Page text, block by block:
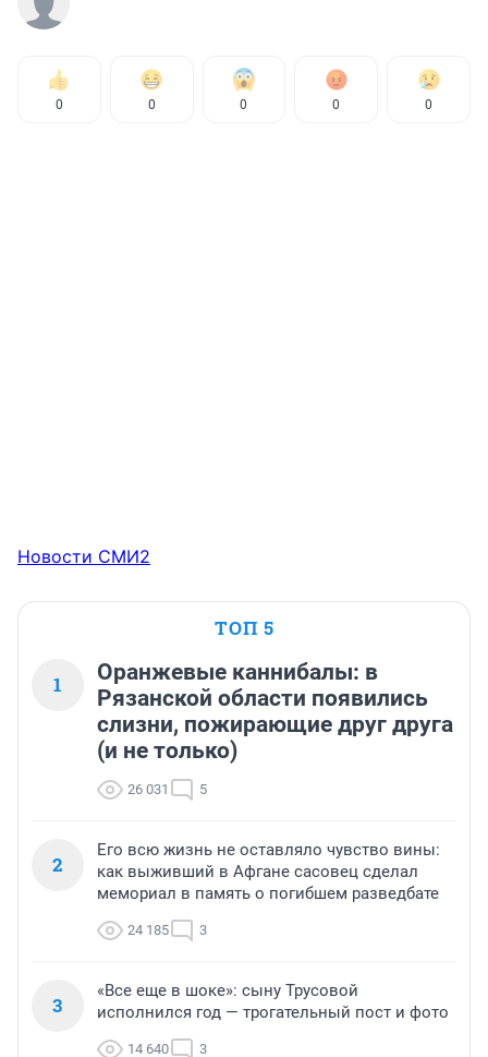
0 0 0 0 0
Новости СМИ2
ТОП 5
1
Оранжевые каннибалы: в
Рязанской области появились
слизни, пожирающие друг друга
(и не только)
26 031 5
2
Его всю жизнь не оставляло чувство вины:
как выживший в Афгане сасовец сделал
мемориал в память о погибшем разведбате
24 185 3
3
«Все еще в шоке»: сыну Трусовой
исполнился год — трогательный пост и фото
14 640 3